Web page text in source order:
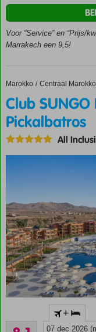
15
van
Marrakech
entertainment
voor iedereen
hamam
en
massages
All
Inclusive
en
restaurants
Voor “Service” en “Prijs/
Marrakech een 9,5!
Home
Marokko Centraal Marokko
Club SUNGO By
Club SUNGO
Pickalbatros
All
Gloednieuw
Rustige
Zeer goed
+
07 dec 2026